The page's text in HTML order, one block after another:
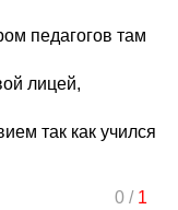
педагогов там
лицей,
так как учился
0/ 1